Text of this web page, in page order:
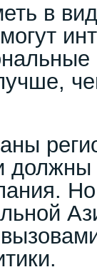
в
должны
Но